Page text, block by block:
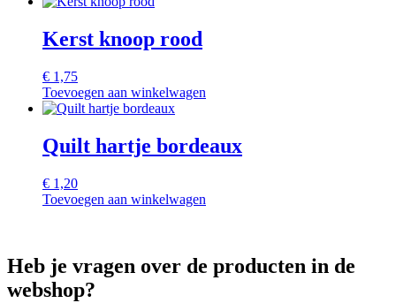
Kerst knoop rood
€ 1,75
Toevoegen aan winkelwagen
Quilt hartje bordeaux
€ 1,20
Toevoegen aan winkelwagen
Heb je vragen over de producten in de
webshop?